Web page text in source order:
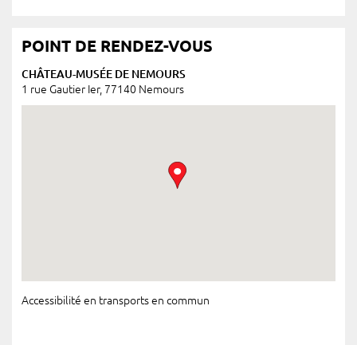
POINT DE RENDEZ-VOUS
CHÂTEAU-MUSÉE DE NEMOURS
1 rue Gautier Ier, 77140 Nemours
Accessibilité en transports en commun